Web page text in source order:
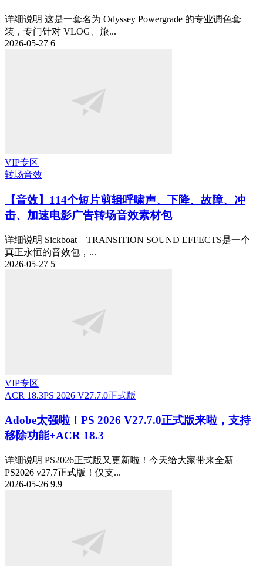
详细说明 这是一套名为 Odyssey Powergrade 的专业调色套
装，专门针对 VLOG、旅...
2026-05-27 6
VIP专区
转场音效
【音效】114个短片剪辑呼啸声、下降、故障、冲
击、加速电影广告转场音效素材包
详细说明 Sickboat – TRANSITION SOUND EFFECTS是一个
真正永恒的音效包，...
2026-05-27 5
VIP专区
ACR 18.3PS 2026 V27.7.0正式版
Adobe太强啦！PS 2026 V27.7.0正式版来啦，支持
移除功能+ACR 18.3
详细说明 PS2026正式版又更新啦！今天给大家带来全新
PS2026 v27.7正式版！仅支...
2026-05-26 9.9